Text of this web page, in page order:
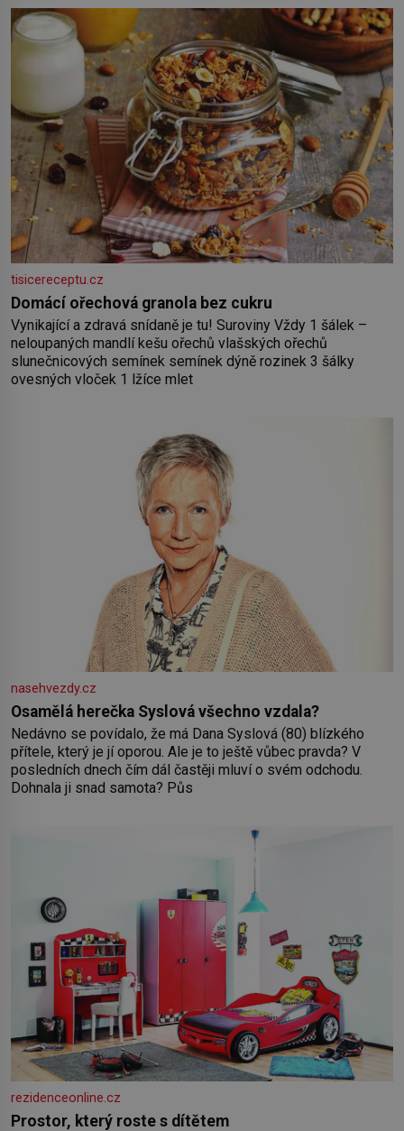
tisicereceptu.cz
Domácí ořechová granola bez cukru
Vynikající a zdravá snídaně je tu! Suroviny Vždy 1 šálek –
neloupaných mandlí kešu ořechů vlašských ořechů
slunečnicových semínek semínek dýně rozinek 3 šálky
ovesných vloček 1 lžíce mlet
nasehvezdy.cz
Osamělá herečka Syslová všechno vzdala?
Nedávno se povídalo, že má Dana Syslová (80) blízkého
přítele, který je jí oporou. Ale je to ještě vůbec pravda? V
posledních dnech čím dál častěji mluví o svém odchodu.
Dohnala ji snad samota? Půs
rezidenceonline.cz
Prostor, který roste s dítětem